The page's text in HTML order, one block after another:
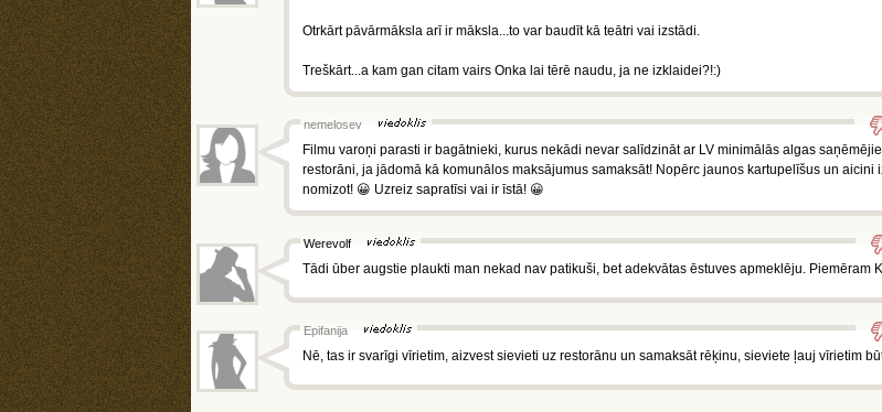
Otrkārt pāvārmāksla arī ir māksla...to var baudīt kā teātri vai izstādi.
Treškārt...a kam gan citam vairs Onka lai tērē naudu, ja ne izklaidei?!:)
nemelosev
Filmu varoņi parasti ir bagātnieki, kurus nekādi nevar salīdzināt ar LV minimālās algas
restorāni, ja jādomā kā komunālos maksājumus samaksāt! Nopērc jaunos kartupelīšus un aicini
nomizot! 😀 Uzreiz sapratīsi vai ir īstā! 😀
Werevolf
Tādi ūber augstie plaukti man nekad nav patikuši, bet adekvātas ēstuves apmeklēju. Piemēram
Epifanija
Nē, tas ir svarīgi vīrietim, aizvest sievieti uz restorānu un samaksāt rēķinu, sieviete ļauj vīrietim